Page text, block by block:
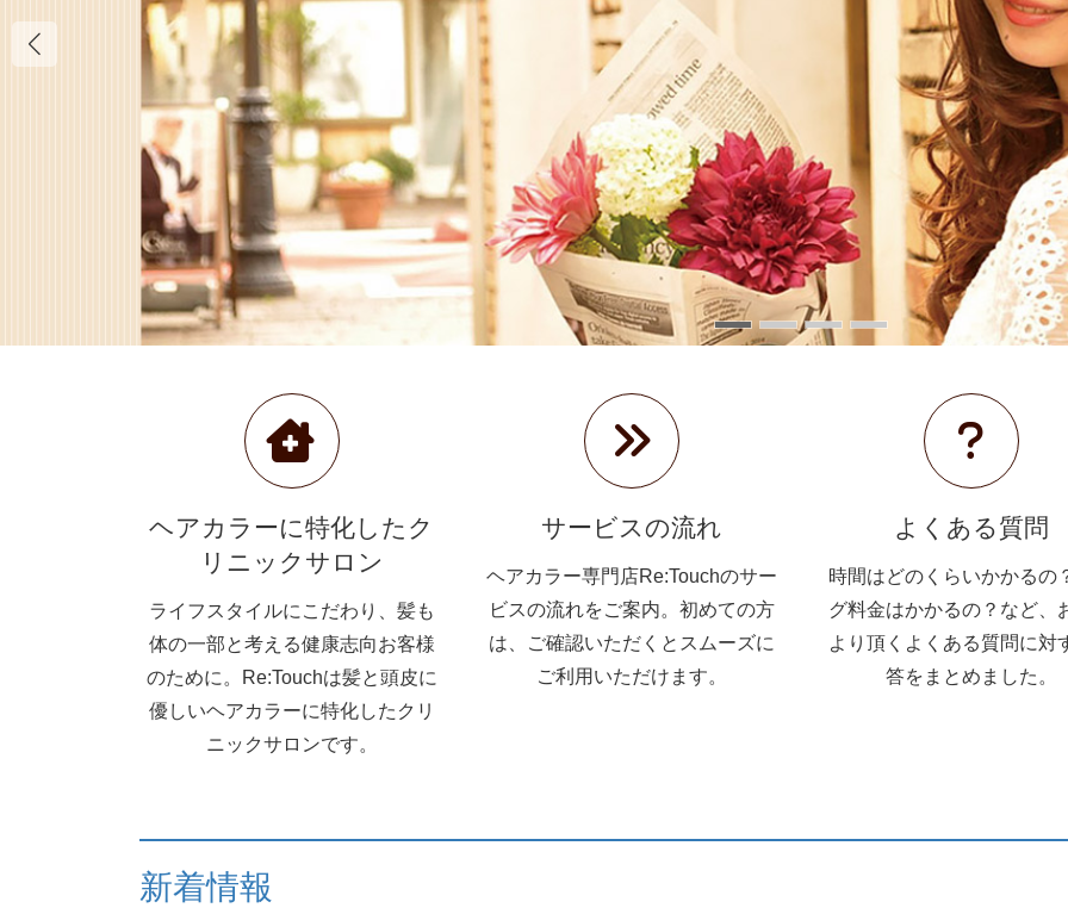
ヘアカラーに特化したク
リニックサロン
ライフスタイルにこだわり、髪も
体の一部と考える健康志向お客様
のために。Re:Touchは髪と頭皮に
優しいヘアカラーに特化したクリ
ニックサロンです。
サービスの流れ
ヘアカラー専門店Re:Touchのサー
ビスの流れをご案内。初めての方
は、ご確認いただくとスムーズに
ご利用いただけます。
よくある質問
時間はどのくらいかかるの
グ料金はかかるの？など、
より頂くよくある質問に対
答をまとめました。
新着情報